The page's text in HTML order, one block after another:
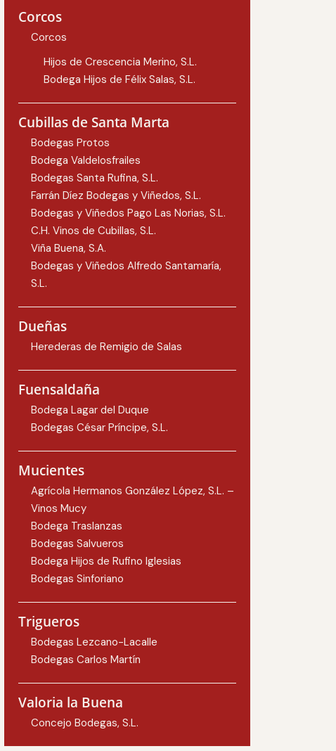
Corcos
Corcos
Hijos de Crescencia Merino, S.L.
Bodega Hijos de Félix Salas, S.L.
Cubillas de Santa Marta
Bodegas Protos
Bodega Valdelosfrailes
Bodegas Santa Rufina, S.L.
Farrán Díez Bodegas y Viñedos, S.L.
Bodegas y Viñedos Pago Las Norias, S.L.
C.H. Vinos de Cubillas, S.L.
Viña Buena, S.A.
Bodegas y Viñedos Alfredo Santamaría,
S.L.
Dueñas
Herederas de Remigio de Salas
Fuensaldaña
Bodega Lagar del Duque
Bodegas César Príncipe, S.L.
Mucientes
Agrícola Hermanos González López, S.L. –
Vinos Mucy
Bodega Traslanzas
Bodegas Salvueros
Bodega Hijos de Rufino Iglesias
Bodegas Sinforiano
Trigueros
Bodegas Lezcano-Lacalle
Bodegas Carlos Martín
Valoria la Buena
Concejo Bodegas, S.L.